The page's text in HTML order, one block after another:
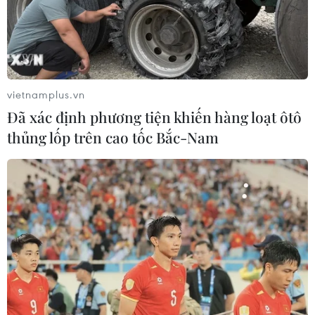
04/08/2026 03:17
ASEAN Cup 2026: "Chìa khóa" giúp
tuyển Việt Nam quật ngã Indonesia
ASEAN Cup 2026: Đội tuyển Việt
Nam tạo "cơn địa chấn" trên truyền
thông khu vực
04/08/2026 02:45
Báo chí Đông Nam Á "dậy
sóng" vì tuyển Việt Nam, chỉ ra lý do
Indonesia thua đau
04/08/2026 02:32
vietnamplus.vn
Đã xác định phương tiện khiến hàng loạt ôtô
thủng lốp trên cao tốc Bắc-Nam